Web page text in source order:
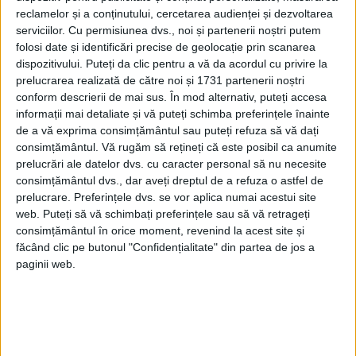
reclamelor și a conținutului, cercetarea audienței și dezvoltarea
serviciilor. Cu permisiunea dvs., noi și partenerii noștri putem
folosi date și identificări precise de geolocație prin scanarea
dispozitivului. Puteți da clic pentru a vă da acordul cu privire la
prelucrarea realizată de către noi și 1731 partenerii noștri
conform descrierii de mai sus. În mod alternativ, puteți accesa
informații mai detaliate și vă puteți schimba preferințele înainte
de a vă exprima consimțământul sau puteți refuza să vă dați
consimțământul. Vă rugăm să rețineți că este posibil ca anumite
prelucrări ale datelor dvs. cu caracter personal să nu necesite
consimțământul dvs., dar aveți dreptul de a refuza o astfel de
prelucrare. Preferințele dvs. se vor aplica numai acestui site
web. Puteți să vă schimbați preferințele sau să vă retrageți
consimțământul în orice moment, revenind la acest site și
făcând clic pe butonul "Confidențialitate" din partea de jos a
paginii web.
Observatii: Banner utilizat cu preponderenta in interiorul
articolelor, motiv pentru care mult timp nu a fost utilizat la
adevarata valoare. Varianta ideala (din punct de vedere al
eficientei) pentru rectangle impune livrarea reclamei in functie de
continutul articolului (in articol de sport reclama la
produs/servicii sportive, etc); din pacate tehnologia ad-server-
elor prezente in .RO nu permite livrarea reclamei pe bannere in
sistem contextual).
Denumire: Backlink
Pozitie: N/A
Observatii: Banner folosit frecvent pentru “banner exchange” in
intentia de a crea backlinkuri spre alte site-uri partenere.